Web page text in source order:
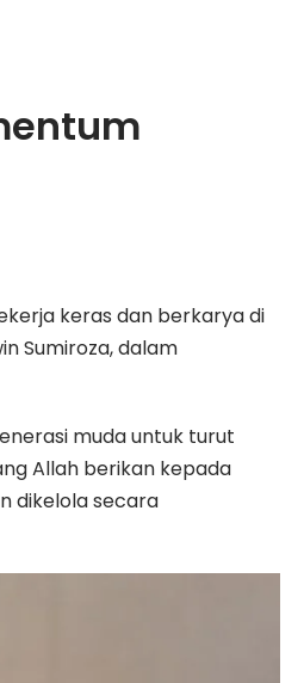
keras dan berkarya di
Sumiroza, dalam
muda untuk turut
Allah berikan kepada
dikelola secara